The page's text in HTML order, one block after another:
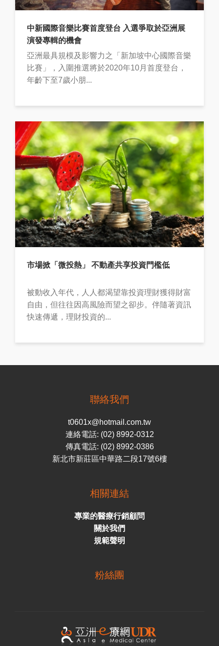
中新國際音樂比賽首度登台 入選爭取於亞洲展
演發專輯的機會
亞洲最具規模及影響力之「新加坡中心國際音樂
比賽」，入圍推選將於2020年10月首度登台，
年齡下至7歲小朋...
市場掀「微投熱」 不動產共享投資門檻低
被動收入年代，人人都渴望靠投資理財獲得財富
自由，但往往因高風險而望之卻步。伴隨著資訊
快速傳遞，理財投資的...
聯絡我們
t0601x@hotmail.com.tw
連絡電話: (02) 8992-0312
傳真電話: (02) 8992-0386
新北市新莊區中華路二段17號6樓
相關連結
專業的醫療行銷顧問
關於我們
規範聲明
粉絲團